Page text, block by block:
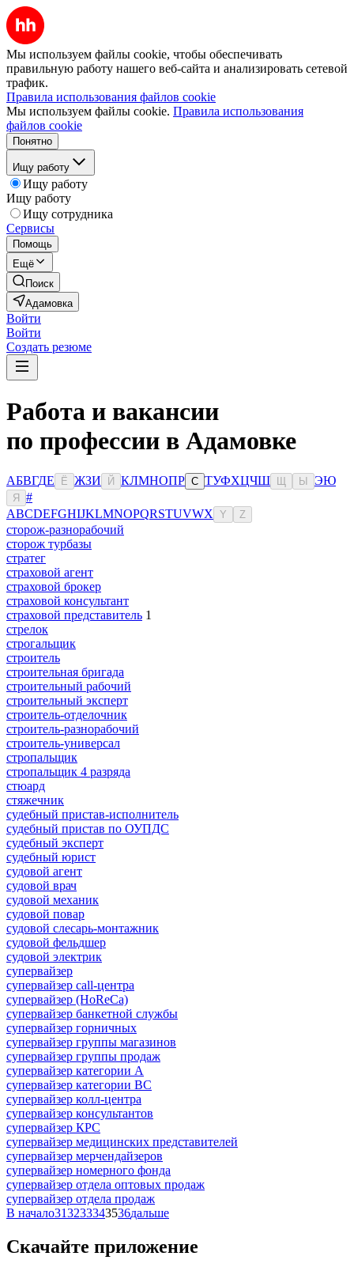
Мы используем файлы cookie, чтобы обеспечивать
правильную работу нашего веб-сайта и анализировать сетевой
трафик.
Правила использования файлов cookie
Мы используем файлы cookie. Правила использования
файлов cookie
Понятно
Ищу работу
Ищу работу
Ищу работу
Ищу сотрудника
Сервисы
Помощь
Ещё
Поиск
Адамовка
Войти
Войти
Создать резюме
Работа и вакансии
по профессии в Адамовке
АБВГДЕ Ё ЖЗИ Й КЛМНОПР С ТУФХЦЧШ Ы ЭЮ
Я
#
ABCDEFGHIJKLMNOPQRSTUVWX Y Z
сторож-разнорабочий
сторож турбазы
стратег
страховой агент
страховой брокер
страховой консультант
страховой представитель 1
стрелок
строгальщик
строитель
строительная бригада
строительный рабочий
строительный эксперт
строитель-отделочник
строитель-разнорабочий
строитель-универсал
стропальщик
стропальщик 4 разряда
стюард
стяжечник
судебный пристав-исполнитель
судебный пристав по ОУПДС
судебный эксперт
судебный юрист
судовой агент
судовой врач
судовой механик
судовой повар
судовой слесарь-монтажник
судовой фельдшер
судовой электрик
супервайзер
супервайзер call-центра
супервайзер (HoReCa)
супервайзер банкетной службы
супервайзер горничных
супервайзер группы магазинов
супервайзер группы продаж
супервайзер категории A
супервайзер категории BC
супервайзер колл-центра
супервайзер консультантов
супервайзер КРС
супервайзер медицинских представителей
супервайзер мерчендайзеров
супервайзер номерного фонда
супервайзер отдела оптовых продаж
супервайзер отдела продаж
В начало313233343536дальше
Скачайте приложение